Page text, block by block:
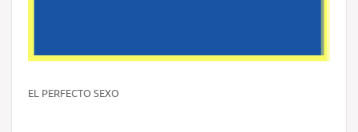
EL PERFECTO SEXO